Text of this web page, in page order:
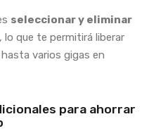
seleccionar y eliminar
, lo que te permitirá liberar
varios gigas en
para ahorrar